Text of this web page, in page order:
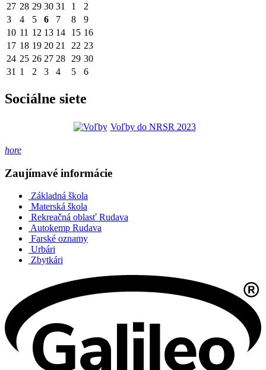
27 28 29 30 31 1
2
3
4 5 6 7 8
9
10 11 12 13 14 15 16
17 18 19 20 21 22 23
24 25 26 27 28 29 30
31 1 2 3 4 5 6
Sociálne siete
Voľby do NRSR 2023
hore
Zaujímavé informácie
Základná škola
Materská škola
Rekreačná oblasť Rudava
Autokemp Rudava
Farské oznamy
Urbári
Zbytkári